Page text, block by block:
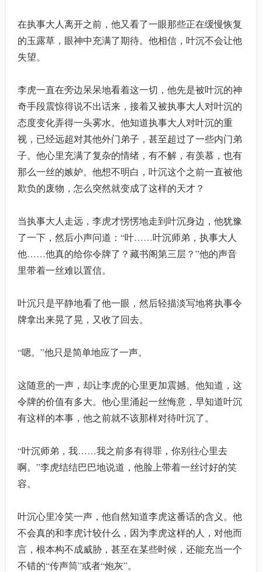
在执事大人离开之前，他又看了一眼那些正在缓慢恢复
的玉露草，眼神中充满了期待。他相信，叶沉不会让他
失望。
李虎一直在旁边呆呆地看着这一切，他先是被叶沉的神
奇手段震惊得说不出话来，接着又被执事大人对叶沉的
态度变化弄得一头雾水。他知道执事大人对叶沉的重
视，已经远超对其他外门弟子，甚至超过了一些内门弟
子。他心里充满了复杂的情绪，有不解，有羡慕，也有
那么一丝的嫉妒。他想不明白，叶沉这个之前一直被他
欺负的废物，怎么突然就变成了这样的天才？
当执事大人走远，李虎才愣愣地走到叶沉身边，他犹豫
了一下，然后小声问道：“叶……叶沉师弟，执事大人
他……他真的给你令牌了？藏书阁第三层？”他的声音
里带着一丝难以置信。
叶沉只是平静地看了他一眼，然后轻描淡写地将执事令
牌拿出来晃了晃，又收了回去。
“嗯。”他只是简单地应了一声。
这随意的一声，却让李虎的心里更加震撼。他知道，这
令牌的价值有多大。他心里涌起一丝悔意，早知道叶沉
有这样的本事，他之前就不该那样对待叶沉了。
“叶沉师弟，我……我之前多有得罪，你别往心里去
啊。”李虎结结巴巴地说道，他脸上带着一丝讨好的笑
容。
叶沉心里冷笑一声，他自然知道李虎这番话的含义。他
不会真的和李虎计较什么，因为李虎这样的人，对他而
言，根本构不成威胁，甚至在某些时候，还能充当一个
不错的“传声筒”或者“炮灰”。